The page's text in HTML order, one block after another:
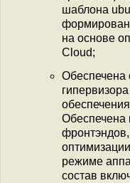
шаблона
на основе
Cloud;
Обеспечена
Обеспечена
режиме
состав